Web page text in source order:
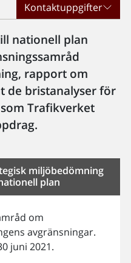
Kontaktuppgifter
nationell plan
rapport om
de bristanalyser för
Trafikverket
miljöbedömning
plan
om
avgränsningar.
juni 2021.